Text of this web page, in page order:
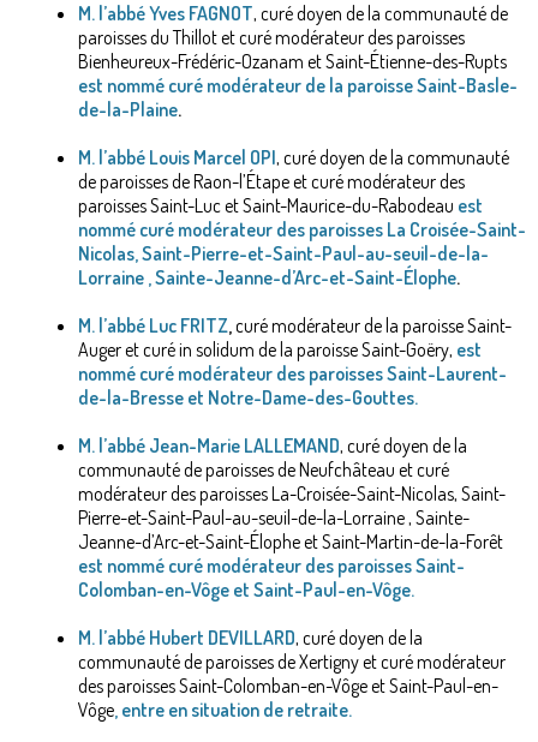
M. l’abbé Yves FAGNOT, curé doyen de la communauté de
paroisses du Thillot et curé modérateur des paroisses
Bienheureux-Frédéric-Ozanam et Saint-Étienne-des-Rupts
est nommé curé modérateur de la paroisse Saint-Basle-
de-la-Plaine.
M. l’abbé Louis Marcel OPI, curé doyen de la communauté
de paroisses de Raon-l’Étape et curé modérateur des
paroisses Saint-Luc et Saint-Maurice-du-Rabodeau est
nommé curé modérateur des paroisses La Croisée-Saint-
Nicolas, Saint-Pierre-et-Saint-Paul-au-seuil-de-la-
Lorraine , Sainte-Jeanne-d’Arc-et-Saint-Élophe.
M. l’abbé Luc FRITZ,curé modérateur de la paroisse Saint-
Auger et curé in solidum de la paroisse Saint-Goëry, est
nommé curé modérateur des paroisses Saint-Laurent-
de-la-Bresse et Notre-Dame-des-Gouttes.
M. l’abbé Jean-Marie LALLEMAND, curé doyen de la
communauté de paroisses de Neufchâteau et curé
modérateur des paroisses La-Croisée-Saint-Nicolas, Saint-
Pierre-et-Saint-Paul-au-seuil-de-la-Lorraine , Sainte-
Jeanne-d’Arc-et-Saint-Élophe et Saint-Martin-de-la-Forêt
est nommé curé modérateur des paroisses Saint-
Colomban-en-Vôge et Saint-Paul-en-Vôge.
M. l’abbé Hubert DEVILLARD, curé doyen de la
communauté de paroisses de Xertigny et curé modérateur
des paroisses Saint-Colomban-en-Vôge et Saint-Paul-en-
Vôge, entre en situation de retraite.